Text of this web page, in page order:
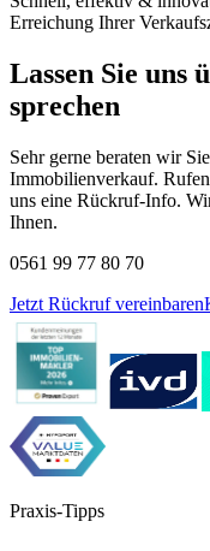
Erreichung Ihrer
Lassen Sie uns
sprechen
Sehr gerne beraten wir
Immobilienverkauf.
uns eine Rückruf-Info.
Ihnen.
0561 99 77 80 70
Jetzt Rückruf vereinbaren
Praxis-Tipps